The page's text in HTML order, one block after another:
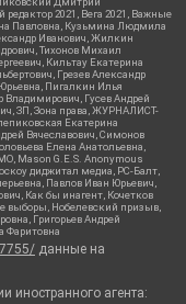
2021, Вега 2021, Важные
Павловна, Кузьмина Людмила
Иванович, Жилкин
Тихонов Михаил
Кильтау Екатерина
Грезев Александр
Пигалкин Илья
Владимирович, Гусев Андрей
ЗП, Зона права, ЖУРНАЛИСТ-
Екатерина
Вячеславович, Симонов
Елена Анатольевна,
Mason G.E.S. Anonymous
диджитал медиа, РС-Балт,
Павлов Иван Юрьевич,
Как бы инагент, Кочетков
выборы, Нобелевский призыв,
Григорьев Андрей
Фаритовна
данные на
иностранного агента: